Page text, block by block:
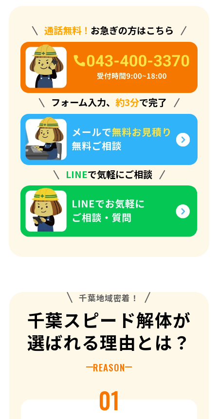
選ばれる理由
解体工事の流れ
会社概要 スタッフ紹介
施工事例 相談会/イベント
来店予約
通話無料！ お急ぎの方はこちら
フォーム入力、 約3分で完了
LINEで気軽にご相談
千葉地域密着！
千葉スピード解体が
選ばれる理由とは？
REASON